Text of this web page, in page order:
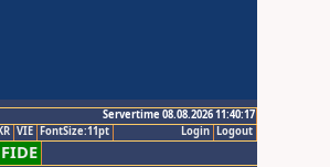
Servertime 08.08.2026 11:40:17
Logout
Login
VIE FontSize:11pt
FIDE